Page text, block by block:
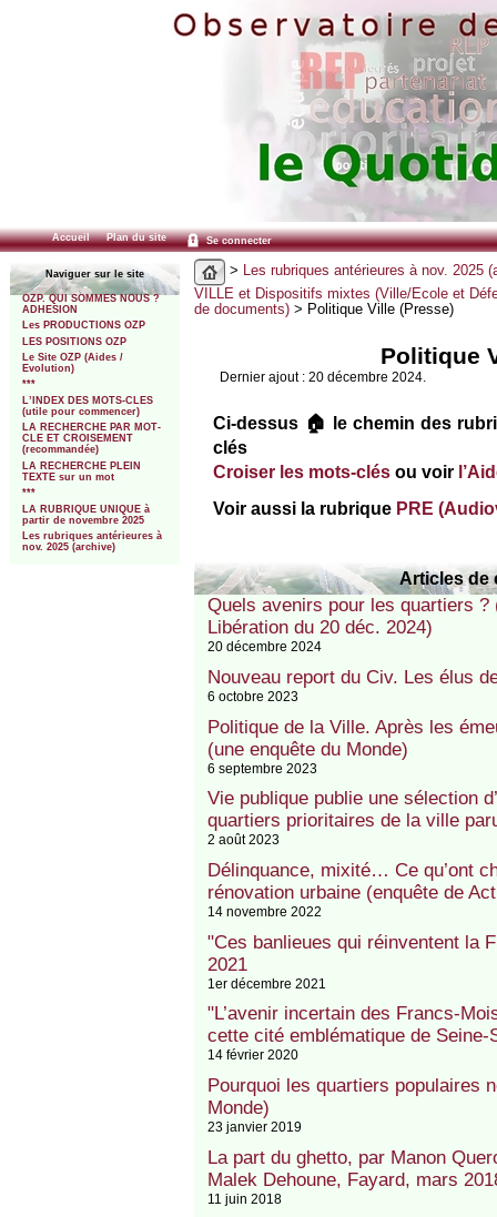
Accueil Plan du site Se connecter
Naviguer sur le site
OZP. QUI SOMMES NOUS ?
ADHESION
Les PRODUCTIONS OZP
LES POSITIONS OZP
Le Site OZP (Aides /
Evolution)
***
L’INDEX DES MOTS-CLES
(utile pour commencer)
LA RECHERCHE PAR MOT-
CLE ET CROISEMENT
(recommandée)
LA RECHERCHE PLEIN
TEXTE sur un mot
***
LA RUBRIQUE UNIQUE à
partir de novembre 2025
Les rubriques antérieures à
nov. 2025 (archive)
> Les rubriques antérieures à nov. 2025
VILLE et Dispositifs mixtes (Ville/Ecole et
de documents)> Politique Ville (Presse)
Politique
Dernier ajout : 20 décembre 2024.
Ci-dessus 🏠 le chemin des
clés
Croiser les mots-clés ou voir
Voir aussi la rubrique PRE
Articles de
Quels avenirs pour les quartiers ?
Libération du 20 déc. 2024)
20 décembre 2024
Nouveau report du Civ. Les élus
6 octobre 2023
Politique de la Ville. Après les
(une enquête du Monde)
6 septembre 2023
Vie publique publie une sélection
quartiers prioritaires de la ville
2 août 2023
Délinquance, mixité… Ce qu’ont
rénovation urbaine (enquête de
14 novembre 2022
"Ces banlieues qui réinventent la
2021
1er décembre 2021
"L’avenir incertain des Francs-
cette cité emblématique de Seine-
14 février 2020
Pourquoi les quartiers populaires
Monde)
23 janvier 2019
La part du ghetto, par Manon
Malek Dehoune, Fayard, mars
11 juin 2018